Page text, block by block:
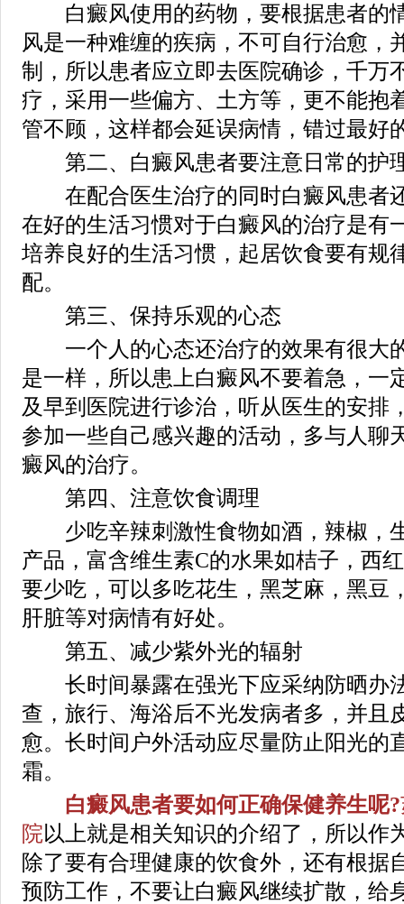
白癜风使用的药物，要根据患者的
风是一种难缠的疾病，不可自行治愈，
制，所以患者应立即去医院确诊，千万
疗，采用一些偏方、土方等，更不能抱
管不顾，这样都会延误病情，错过最好
第二、白癜风患者要注意日常的护
在配合医生治疗的同时白癜风患者
在好的生活习惯对于白癜风的治疗是有
培养良好的生活习惯，起居饮食要有规
配。
第三、保持乐观的心态
一个人的心态还治疗的效果有很大
是一样，所以患上白癜风不要着急，一
及早到医院进行诊治，听从医生的安排
参加一些自己感兴趣的活动，多与人聊
癜风的治疗。
第四、注意饮食调理
少吃辛辣刺激性食物如酒，辣椒，
产品，富含维生素C的水果如桔子，西
要少吃，可以多吃花生，黑芝麻，黑豆
肝脏等对病情有好处。
第五、减少紫外光的辐射
长时间暴露在强光下应采纳防晒办
查，旅行、海浴后不光发病者多，并且
愈。长时间户外活动应尽量防止阳光的
霜。
白癜风患者要如何正确保健养生呢?
院以上就是相关知识的介绍了，所以作
除了要有合理健康的饮食外，还有根据
预防工作，不要让白癜风继续扩散，给